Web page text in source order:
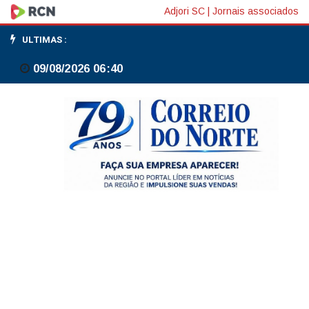
CPI
da
China
Adjori SC Jornais associados
ULTIMAS :
09/08/2026 06:40